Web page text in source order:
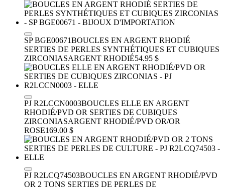
SP BGE00671BOUCLES EN ARGENT RHODIÉ
SERTIES DE PERLES SYNTHÉTIQUES ET CUBIQUES
ZIRCONIASARGENT RHODIÉ54.95 $
PJ R2LCCN0003BOUCLES ELLE EN ARGENT
RHODIÉ/PVD OR SERTIES DE CUBIQUES
ZIRCONIASARGENT RHODIÉ/PVD OR/OR
ROSE169.00 $
PJ R2LCQ74503BOUCLES EN ARGENT RHODIÉ/PVD
OR 2 TONS SERTIES DE PERLES DE